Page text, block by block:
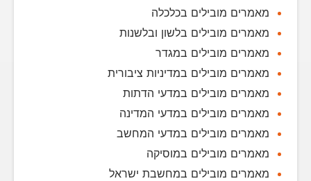
מאמרים מובילים בכלכלה
מאמרים מובילים בלשון ובלשנות
מאמרים מובילים במגדר
מאמרים מובילים במדיניות ציבורית
מאמרים מובילים במדעי הדתות
מאמרים מובילים במדעי המדינה
מאמרים מובילים במדעי המחשב
מאמרים מובילים במוסיקה
מאמרים מובילים במחשבת ישראל